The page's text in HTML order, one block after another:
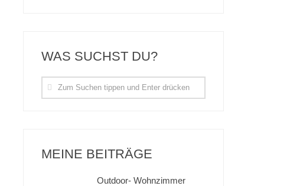
WAS SUCHST DU?
MEINE BEITRÄGE
Outdoor- Wohnzimmer